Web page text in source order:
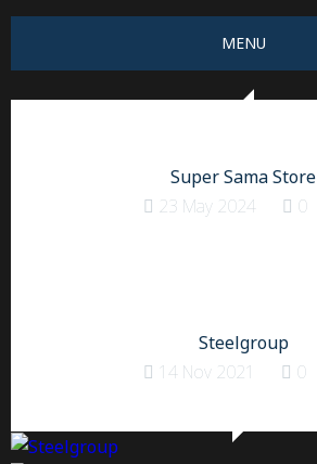
MENU
Super Sama Store
23 May 2024
0
Steelgroup
14 Nov 2021
0